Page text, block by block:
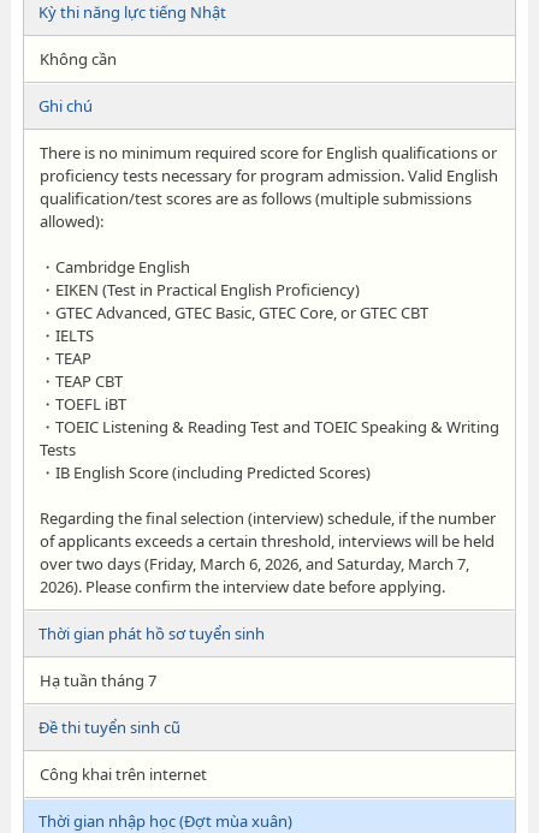
Kỳ thi năng lực tiếng Nhật
Không cần
Ghi chú
There is no minimum required score for English qualifications or
proficiency tests necessary for program admission. Valid English
qualification/test scores are as follows (multiple submissions
allowed):
・Cambridge English
・EIKEN (Test in Practical English Proficiency)
・GTEC Advanced, GTEC Basic, GTEC Core, or GTEC CBT
・IELTS
・TEAP
・TEAP CBT
・TOEFL iBT
・TOEIC Listening & Reading Test and TOEIC Speaking & Writing
Tests
・IB English Score (including Predicted Scores)
Regarding the final selection (interview) schedule, if the number
of applicants exceeds a certain threshold, interviews will be held
over two days (Friday, March 6, 2026, and Saturday, March 7,
2026). Please confirm the interview date before applying.
Thời gian phát hồ sơ tuyển sinh
Hạ tuần tháng 7
Đề thi tuyển sinh cũ
Công khai trên internet
Thời gian nhập học (Đợt mùa xuân)